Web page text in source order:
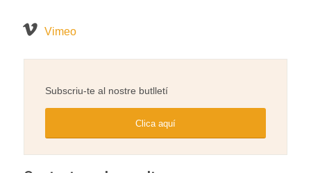
Vimeo
Subscriu-te al nostre butlletí
Clica aquí